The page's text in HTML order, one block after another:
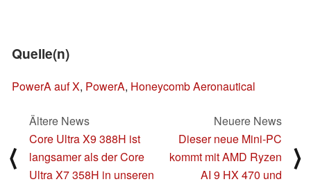
Quelle(n)
PowerA auf X, PowerA, Honeycomb Aeronautical
⟨
Ältere News
Core Ultra X9 388H ist
langsamer als der Core
Ultra X7 358H in unseren
Neuere News
Dieser neue Mini-PC
kommt mit AMD Ryzen
AI 9 HX 470 und
⟩